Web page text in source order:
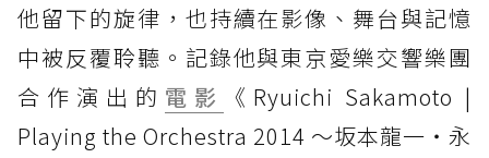
他留下的旋律，也持續在影像、舞台與記憶
中被反覆聆聽。記錄他與東京愛樂交響樂團
合作演出的 電影
《Ryuichi Sakamoto |
Playing the Orchestra 2014 ～坂本龍一・永